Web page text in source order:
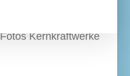
Fotos Kernkraftwerke